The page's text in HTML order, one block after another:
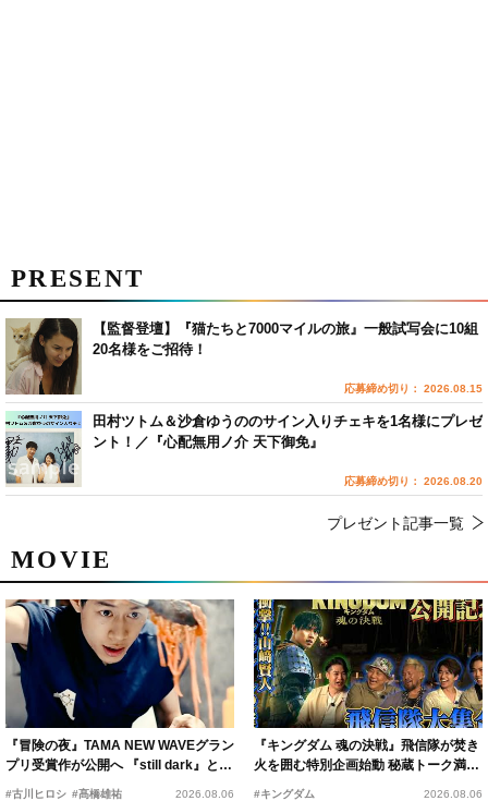
MOVIE
『冒険の夜』TAMA NEW WAVEグラン
プリ受賞作が公開へ 『still dark』と同
時上映決定
#古川ヒロシ #髙橋雄祐 2026.08.06
『キングダム 魂の決戦』飛信隊が焚き
火を囲む特別企画始動 秘蔵トーク満載
の“キングダムキャンプ”開催
#キングダム 2026.08.06
PRESENT
【監督登壇】『猫たちと7000マイルの旅』一般試写会に10組
20名様をご招待！
応募締め切り： 2026.08.15
田村ツトム＆沙倉ゆうののサイン入りチェキを1名様にプレゼ
ント！／『心配無用ノ介 天下御免』
応募締め切り： 2026.08.20
プレゼント記事一覧